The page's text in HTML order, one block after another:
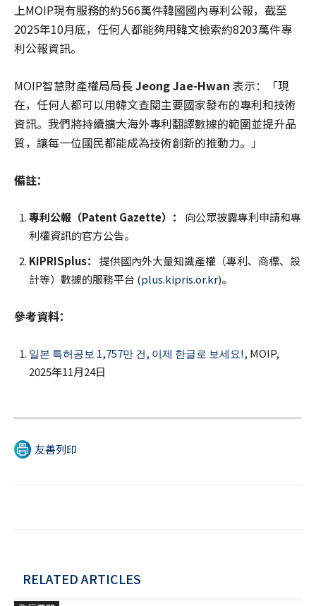
上MOIP現有服務的約566萬件韓國國內專利公報，截至
2025年10月底，任何人都能夠用韓文檢索約8203萬件專
利公報資訊。
MOIP智慧財產權局局長Jeong Jae-Hwan 表示：「現
在，任何人都可以用韓文查閱主要國家發布的專利和技術
資訊。我們將持續擴大海外專利翻譯數據的範圍並提升品
質，讓每一位國民都能成為技術創新的推動力。」
備註：
專利公報（Patent Gazette）：
向公眾披露專利申請和專
利權資訊的官方公告。
KIPRISplus：
提供國內外大量知識產權（專利、商標、設
計等）數據的服務平台 (plus.kipris.or.kr)。
參考資料：
일본 특허공보 1,757만 건, 이제 한글로 보세요!, MOIP,
2025年11月24日
友善列印
RELATED ARTICLES